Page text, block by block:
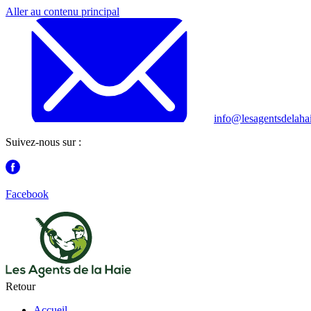
Aller au contenu principal
Suivez-nous sur :
Facebook
Retour